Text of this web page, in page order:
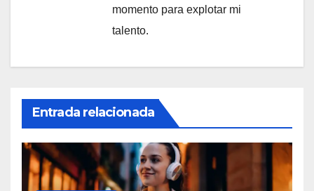
momento para explotar mi
talento.
Entrada relacionada